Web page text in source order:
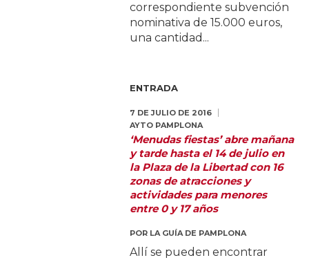
correspondiente subvención
nominativa de 15.000 euros,
una cantidad...
ENTRADA
7 DE JULIO DE 2016
AYTO PAMPLONA
‘Menudas fiestas’ abre mañana
y tarde hasta el 14 de julio en
la Plaza de la Libertad con 16
zonas de atracciones y
actividades para menores
entre 0 y 17 años
POR LA GUÍA DE PAMPLONA
Allí se pueden encontrar